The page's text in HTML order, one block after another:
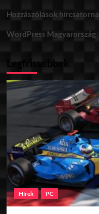
Hozzászólások hírcsatorna
WordPress Magyarország
Legfrissebbek
Hírek PC